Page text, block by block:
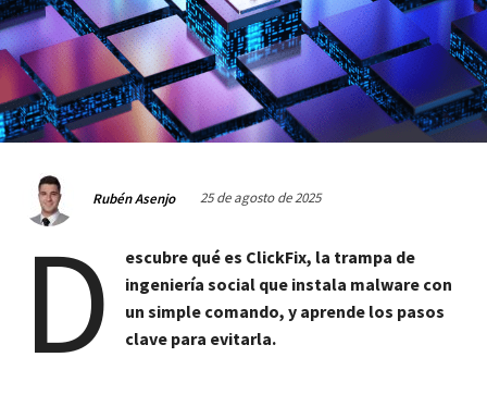
Rubén Asenjo 25 de agosto de 2025
D
escubre qué es ClickFix, la trampa de
ingeniería social que instala malware con
un simple comando, y aprende los pasos
clave para evitarla.